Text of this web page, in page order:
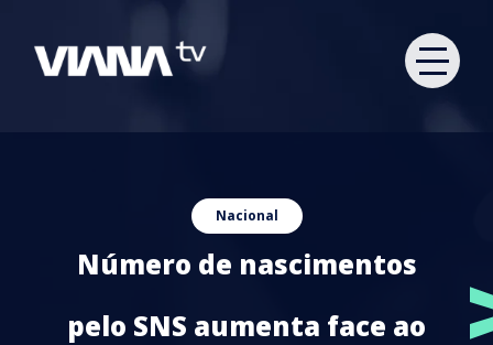
Nacional
Número de nascimentos
pelo SNS aumenta face ao